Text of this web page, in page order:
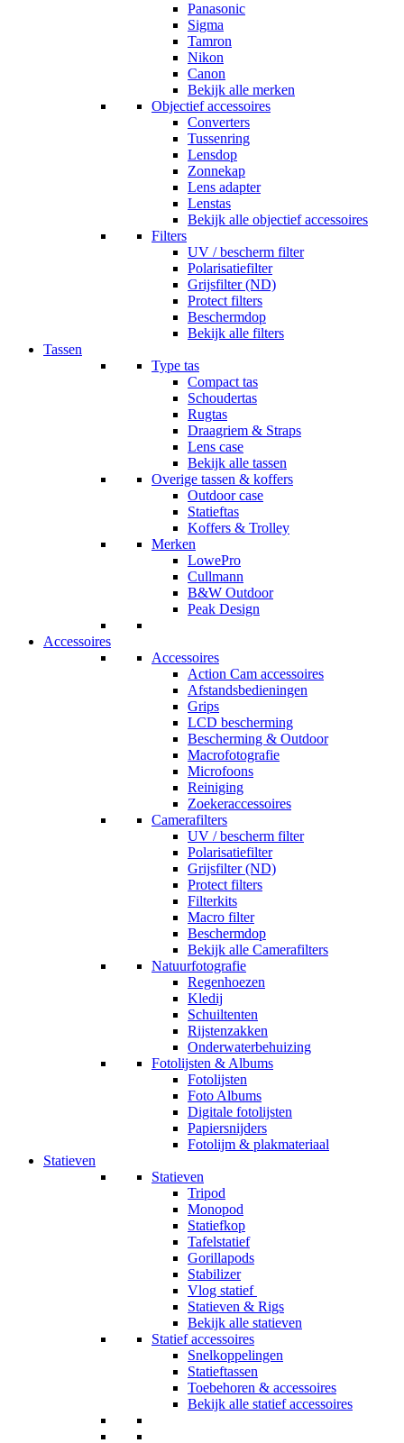
Panasonic
Sigma
Tamron
Nikon
Canon
Bekijk alle merken
Objectief accessoires
Converters
Tussenring
Lensdop
Zonnekap
Lens adapter
Lenstas
Bekijk alle objectief accessoires
Filters
UV / bescherm filter
Polarisatiefilter
Grijsfilter (ND)
Protect filters
Beschermdop
Bekijk alle filters
Tassen
Type tas
Compact tas
Schoudertas
Rugtas
Draagriem & Straps
Lens case
Bekijk alle tassen
Overige tassen & koffers
Outdoor case
Statieftas
Koffers & Trolley
Merken
LowePro
Cullmann
B&W Outdoor
Peak Design
Accessoires
Accessoires
Action Cam accessoires
Afstandsbedieningen
Grips
LCD bescherming
Bescherming & Outdoor
Macrofotografie
Microfoons
Reiniging
Zoekeraccessoires
Camerafilters
UV / bescherm filter
Polarisatiefilter
Grijsfilter (ND)
Protect filters
Filterkits
Macro filter
Beschermdop
Bekijk alle Camerafilters
Natuurfotografie
Regenhoezen
Kledij
Schuiltenten
Rijstenzakken
Onderwaterbehuizing
Fotolijsten & Albums
Fotolijsten
Foto Albums
Digitale fotolijsten
Papiersnijders
Fotolijm & plakmateriaal
Statieven
Statieven
Tripod
Monopod
Statiefkop
Tafelstatief
Gorillapods
Stabilizer
Vlog statief
Statieven & Rigs
Bekijk alle statieven
Statief accessoires
Snelkoppelingen
Statieftassen
Toebehoren & accessoires
Bekijk alle statief accessoires